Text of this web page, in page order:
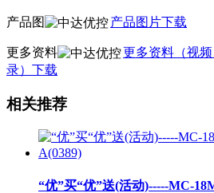
产品图 产品图片下载
更多资料
更多资料（视
录）下载
相关推荐
“优”买“优”送(活动)-----MC-